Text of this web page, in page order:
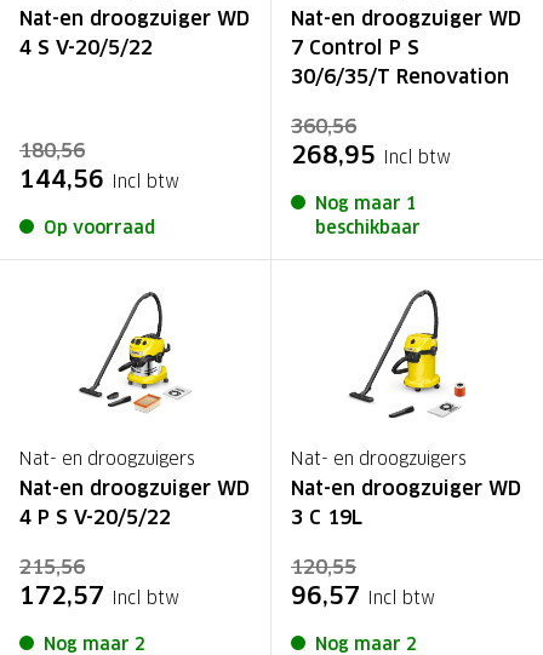
Nat-en droogzuiger WD
4 S V-20/5/22
180,56
144,56 Incl btw
Op voorraad
Nat-en droogzuiger WD
7 Control P S
30/6/35/T Renovation
360,56
268,95 Incl btw
Nog maar 1
beschikbaar
Nat- en droogzuigers
Nat-en droogzuiger WD
4 P S V-20/5/22
215,56
172,57 Incl btw
Nog maar 2
Nat- en droogzuigers
Nat-en droogzuiger WD
3 C 19L
120,55
96,57 Incl btw
Nog maar 2